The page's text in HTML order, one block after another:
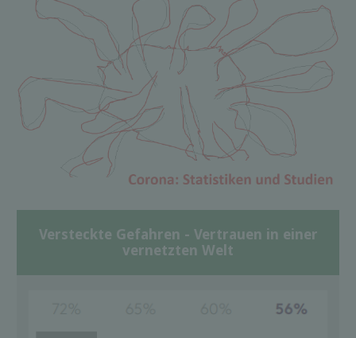
Versteckte Gefahren - Vertrauen in einer
vernetzten Welt